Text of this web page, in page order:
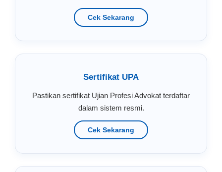
Cek Sekarang
Sertifikat UPA
Pastikan sertifikat Ujian Profesi Advokat terdaftar
dalam sistem resmi.
Cek Sekarang